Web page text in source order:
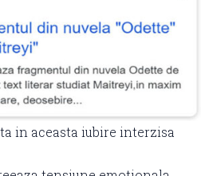
in aceasta iubire interzisa